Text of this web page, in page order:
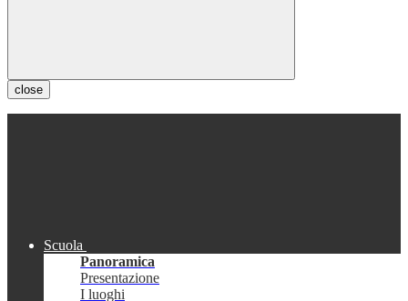
close
Scuola
Panoramica
Presentazione
I luoghi